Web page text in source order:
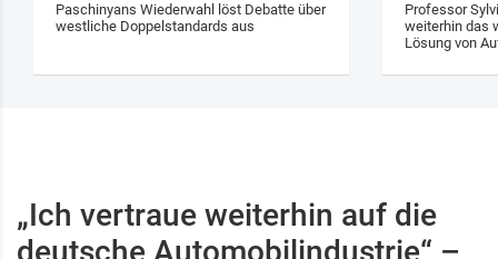
Paschinyans Wiederwahl löst Debatte über
westliche Doppelstandards aus
Professor
weiterhin das
Lösung von
„Ich vertraue weiterhin auf die